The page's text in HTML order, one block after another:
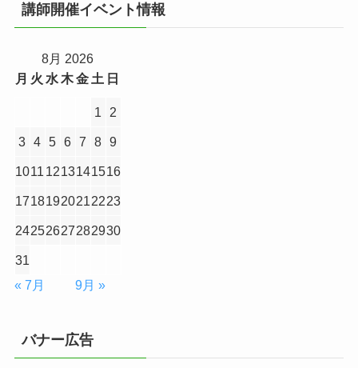
講師開催イベント情報
8月 2026
月 火 水木金 土 日
1 2
3 4 5 6 7 8 9
1011 1213141516
17181920212223
24252627282930
31
« 7月
9月 »
バナー広告